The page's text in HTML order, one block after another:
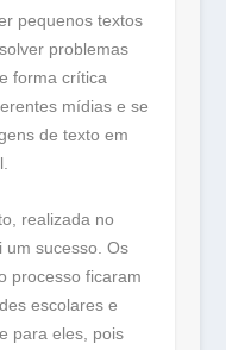
pequenos textos
problemas
forma crítica
mídias e se
de texto em
realizada no
um sucesso. Os
processo ficaram
escolares e
para eles, pois